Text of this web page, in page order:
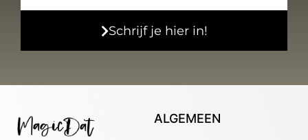
Schrijf je hier in!
ALGEMEEN